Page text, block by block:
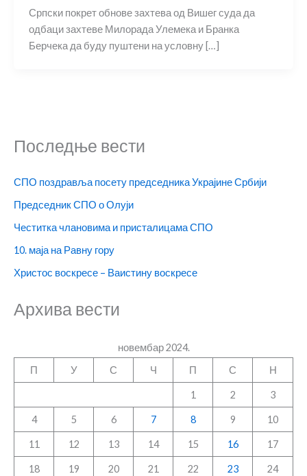
Српски покрет обнове захтева од Вишег суда да
одбаци захтеве Милорада Улемека и Бранка
Берчека да буду пуштени на условну […]
Последње вести
СПО поздравља посету председника Украјине Србији
Председник СПО о Олуји
Честитка члановима и присталицама СПО
10. маја на Равну гору
Христос воскресе – Ваистину воскресе
Архива вести
новембар 2024.
П
У С Ч П С Н
1 2 3
4 5 6 7 8 9 10
11 12 13 14 15 16 17
18 19 20 21 22 23 24